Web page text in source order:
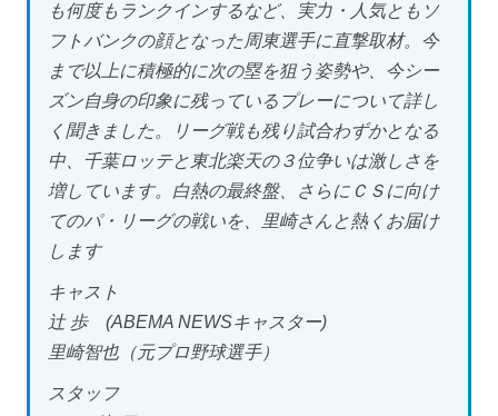
も何度もランクインするなど、実力・人気ともソ
フトバンクの顔となった周東選手に直撃取材。今
まで以上に積極的に次の塁を狙う姿勢や、今シー
ズン自身の印象に残っているプレーについて詳し
く聞きました。リーグ戦も残り試合わずかとなる
中、千葉ロッテと東北楽天の３位争いは激しさを
増しています。白熱の最終盤、さらにＣＳに向け
てのパ・リーグの戦いを、里崎さんと熱くお届け
します
キャスト
辻 歩 (ABEMA NEWSキャスター)
里崎智也（元プロ野球選手）
スタッフ